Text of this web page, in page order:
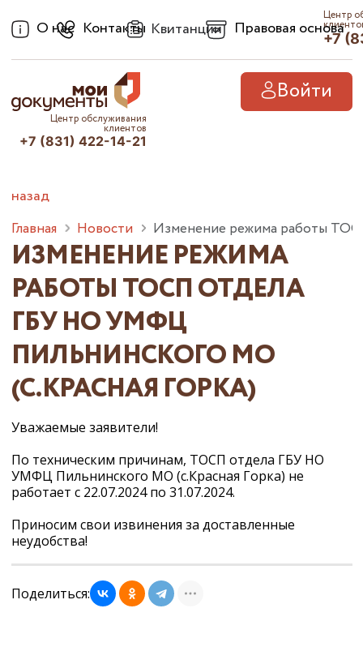
О нас Контакты Квитанции Правовая основа
Центр
+7
Войти
Центр обслуживания
клиентов
+7 (831) 422-14-21
назад
Главная Новости Изменение режима работы
ИЗМЕНЕНИЕ РЕЖИМА
РАБОТЫ ТОСП ОТДЕЛА
ГБУ НО УМФЦ
ПИЛЬНИНСКОГО МО
(С.КРАСНАЯ ГОРКА)
Уважаемые заявители!
По техническим причинам, ТОСП отдела ГБУ НО
УМФЦ Пильнинского МО (с.Красная Горка) не
работает с 22.07.2024 по 31.07.2024.
Приносим свои извинения за доставленные
неудобства!
Поделиться: